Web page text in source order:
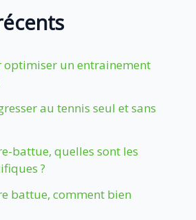
optimiser un entrainement
au tennis seul et sans
battue, quelles sont les
?
battue, comment bien